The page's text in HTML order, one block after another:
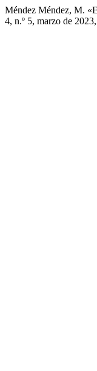
Méndez Méndez, M.
4, n.º 5, marzo de